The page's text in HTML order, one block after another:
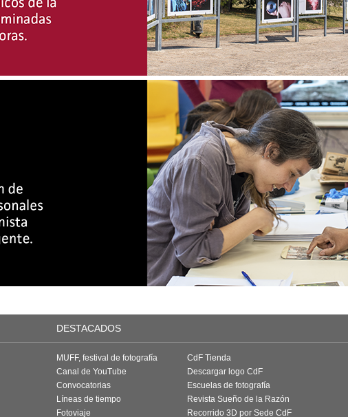
DESTACADOS
MUFF, festival de fotografía
Canal de YouTube
Convocatorias
Líneas de tiempo
Fotoviaje
CdF Tienda
Descargar logo CdF
Escuelas de fotografía
Revista Sueño de la Razón
Recorrido 3D por Sede CdF